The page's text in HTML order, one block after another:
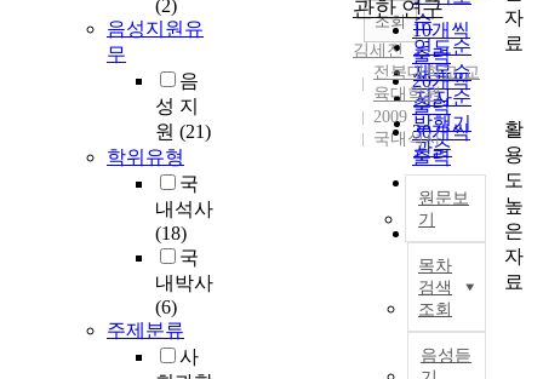
(2)
음성지원유
무
음
성 지
원 (21)
학위유형
국
내석사
(18)
국
내박사
(6)
주제분류
사
순
연도순
제목순
저자순
발행기
관순
10개씩
출력
20개씩
출력
30개씩
출력
출력
100개씩
출력
조회
관한 연구
김세진
전북대학교 교
육대학원
2009
국내석사
원문보
기
목차
검색
조회
음성듣
자
료
활
용
도
높
은
자
료